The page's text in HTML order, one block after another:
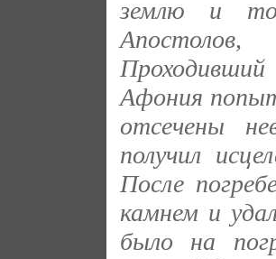
землю и
Афония
отсечены
получил
После
камнем и
было на